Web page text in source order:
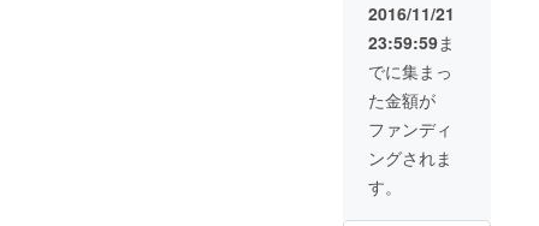
2016/11/21
23:59:59ま
でに集まっ
た金額が
ファンディ
ングされま
す。